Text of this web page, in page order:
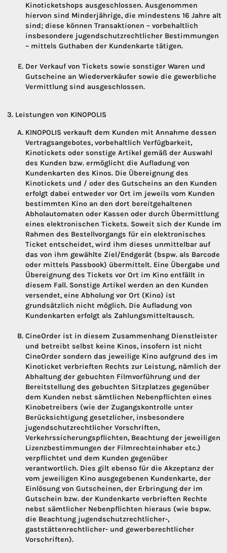
Kinoticketshops ausgeschlossen. Ausgenommen
hiervon sind Minderjährige, die mindestens 16 Jahre alt
sind; diese können Transaktionen – vorbehaltlich
insbesondere jugendschutzrechtlicher Bestimmungen
– mittels Guthaben der Kundenkarte tätigen.
Der Verkauf von Tickets sowie sonstiger Waren und
Gutscheine an Wiederverkäufer sowie die gewerbliche
Vermittlung sind ausgeschlossen.
Leistungen von KINOPOLIS
KINOPOLIS verkauft dem Kunden mit Annahme dessen
Vertragsangebotes, vorbehaltlich Verfügbarkeit,
Kinotickets oder sonstige Artikel gemäß der Auswahl
des Kunden bzw. ermöglicht die Aufladung von
Kundenkarten des Kinos. Die Übereignung des
Kinotickets und / oder des Gutscheins an den Kunden
erfolgt dabei entweder vor Ort im jeweils vom Kunden
bestimmten Kino an den dort bereitgehaltenen
Abholautomaten oder Kassen oder durch Übermittlung
eines elektronischen Tickets. Soweit sich der Kunde im
Rahmen des Bestellvorgangs für ein elektronisches
Ticket entscheidet, wird ihm dieses unmittelbar auf
das von ihm gewählte Ziel/Endgerät (bspw. als Barcode
oder mittels Passbook) übermittelt. Eine Übergabe und
Übereignung des Tickets vor Ort im Kino entfällt in
diesem Fall. Sonstige Artikel werden an den Kunden
versendet, eine Abholung vor Ort (Kino) ist
grundsätzlich nicht möglich. Die Aufladung von
Kundenkarten erfolgt als Zahlungsmitteltausch.
CineOrder ist in diesem Zusammenhang Dienstleister
und betreibt selbst keine Kinos, insofern ist nicht
CineOrder sondern das jeweilige Kino aufgrund des im
Kinoticket verbrieften Rechts zur Leistung, nämlich der
Abhaltung der gebuchten Filmvorführung und der
Bereitstellung des gebuchten Sitzplatzes gegenüber
dem Kunden nebst sämtlichen Nebenpflichten eines
Kinobetreibers (wie der Zugangskontrolle unter
Berücksichtigung gesetzlicher, insbesondere
jugendschutzrechtlicher Vorschriften,
Verkehrssicherungspflichten, Beachtung der jeweiligen
Lizenzbestimmungen der Filmrechteinhaber etc.)
verpflichtet und dem Kunden gegenüber
verantwortlich. Dies gilt ebenso für die Akzeptanz der
vom jeweiligen Kino ausgegebenen Kundenkarte, der
Einlösung von Gutscheinen, der Erbringung der im
Gutschein bzw. der Kundenkarte verbrieften Rechte
nebst sämtlicher Nebenpflichten hieraus (wie bspw.
die Beachtung jugendschutzrechtlicher-,
gaststättenrechtlicher- und gewerberechtlicher
Vorschriften).